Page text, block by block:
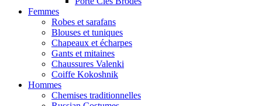
Femmes
Robes et sarafans
Blouses et tuniques
Chapeaux et écharpes
Gants et mitaines
Chaussures Valenki
Coiffe Kokoshnik
Hommes
Chemises traditionnelles